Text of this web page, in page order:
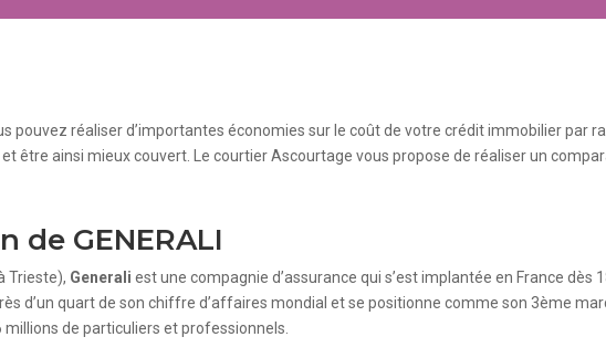
pouvez réaliser d’importantes économies sur le coût de votre crédit immobilier par
être ainsi mieux couvert. Le courtier Ascourtage vous propose de réaliser un
de GENERALI
Trieste), Generali est une compagnie d’assurance qui s’est implantée en France dès
d’un quart de son chiffre d’affaires mondial et se positionne comme son 3ème
millions de particuliers et professionnels.